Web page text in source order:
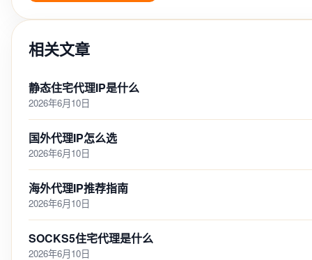
相关文章
静态住宅代理IP是什么
2026年6月10日
国外代理IP怎么选
2026年6月10日
海外代理IP推荐指南
2026年6月10日
SOCKS5住宅代理是什么
2026年6月10日